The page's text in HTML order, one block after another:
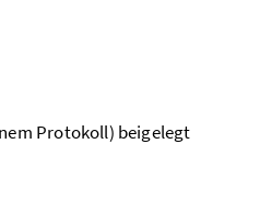
Protokoll) beigelegt